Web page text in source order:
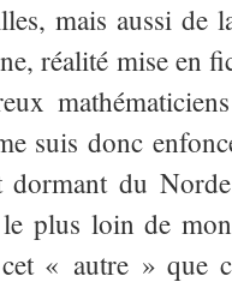
mais aussi de
réalité mise en
suis donc
dormant du
plus loin de
« autre » que